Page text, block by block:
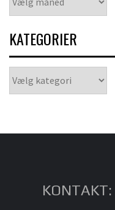
KATEGORIER